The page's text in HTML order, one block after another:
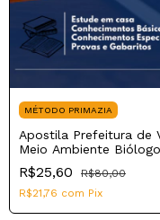
MÉTODO PRIMAZIA
Apostila Prefeitura de
Meio Ambiente Biólogo
R$25,60
R$80,00
R$21,76 com Pix